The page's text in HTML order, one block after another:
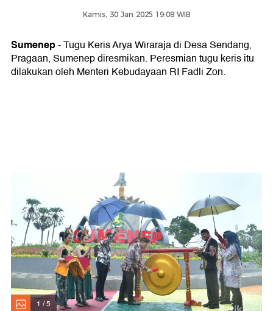
Kamis, 30 Jan 2025 19:08 WIB
Sumenep- Tugu Keris Arya Wiraraja di Desa Sendang,
Pragaan, Sumenep diresmikan. Peresmian tugu keris itu
dilakukan oleh Menteri Kebudayaan RI Fadli Zon.
1 / 5